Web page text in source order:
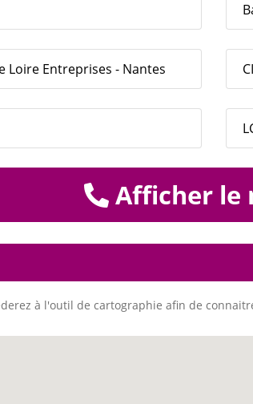
Loire Entreprises - Nantes
Afficher le
à l'outil de cartographie afin de